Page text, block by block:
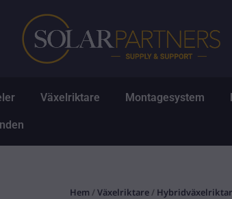
innehåll
Öppna Solpaneler
Växelriktare Öppna Växelriktare
Montagesystem
Hem /Växelriktare/